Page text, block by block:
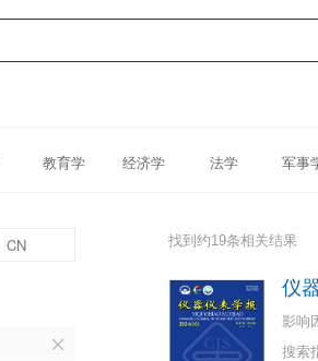
教育学 经济学 法学 军事
找到约19条相关结果
仪
影响
搜索